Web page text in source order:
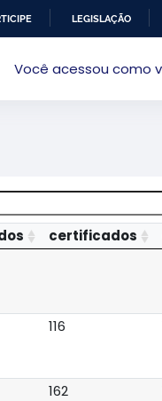
LEGISLAÇÃO
Você acessou como
certificados
116
162